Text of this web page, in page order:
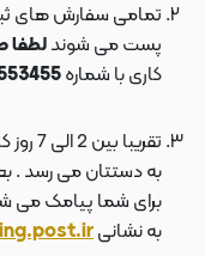
تمامی سفارش های
پست می شوندلطفا
کاری با شماره
به دستتان می رسد .
برای شما پیامک می
به نشانی